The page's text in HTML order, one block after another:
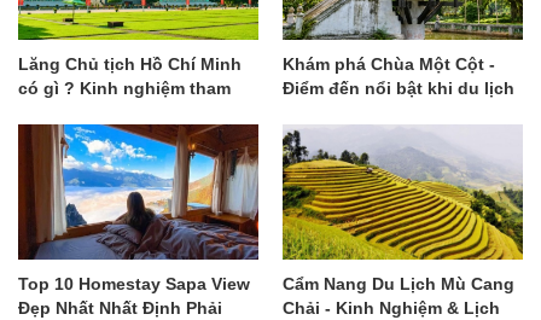
Lăng Chủ tịch Hồ Chí Minh
có gì ? Kinh nghiệm tham
Khám phá Chùa Một Cột -
Điểm đến nổi bật khi du lịch
Top 10 Homestay Sapa View
Đẹp Nhất Nhất Định Phải
Cẩm Nang Du Lịch Mù Cang
Chải - Kinh Nghiệm & Lịch